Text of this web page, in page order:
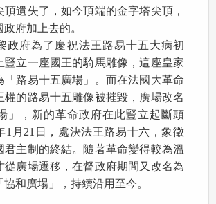
頂遺失了，如今頂端的金字塔尖頂，
府加上去的。
政府為了慶祝法王路易十五大病初
豎立一座國王的騎馬雕像，這座皇家
「路易十五廣場」。而在法國大革命
權的路易十五雕像被摧毀，廣場改名
」，新的革命政府在此豎立起斷頭
1月21日，處決法王路易十六，象徵
君主制的終結。隨著革命變得較為溫
從廣場遷移，在督政府期間又改名為
和廣場」，持續沿用至今。